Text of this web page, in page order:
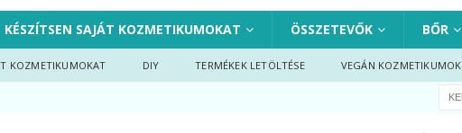
KÉSZÍTSEN SAJÁT KOZMETIKUMOKAT ÖSSZETEVŐK BŐR
KOZMETIKUMOKAT DIY TERMÉKEK LETÖLTÉSE VEGÁN KOZMETIKUMOK